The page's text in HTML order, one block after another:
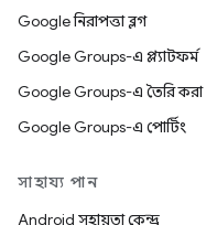
Google নিরাপত্তা ব্লগ
Google Groups-এ প্ল্যাটফর্ম
Google Groups-এ তৈরি করা
Google Groups-এ পোর্টিং
সাহায্য পান
Android সহায়তা কেন্দ্র